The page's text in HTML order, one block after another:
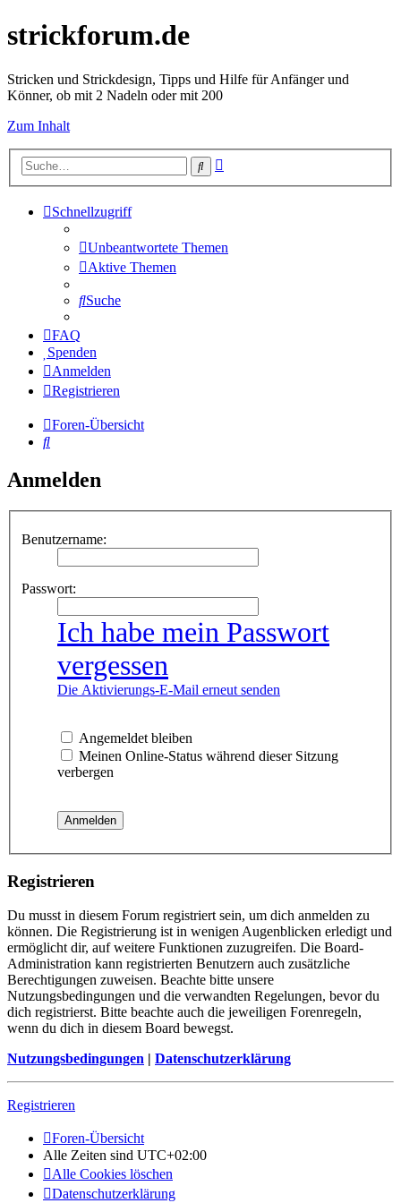
strickforum.de
Stricken und Strickdesign, Tipps und Hilfe für Anfänger und
Könner, ob mit 2 Nadeln oder mit 200
Zum Inhalt
Suche
Schnellzugriff
Unbeantwortete Themen
Aktive Themen
Suche
FAQ
Spenden
Anmelden
Registrieren
Foren-Übersicht
Suche
Anmelden
Benutzername:
Passwort:
Ich habe mein Passwort
vergessen
Die Aktivierungs-E-Mail erneut senden
Angemeldet bleiben
Meinen Online-Status während dieser Sitzung
verbergen
Registrieren
Du musst in diesem Forum registriert sein, um dich anmelden zu
können. Die Registrierung ist in wenigen Augenblicken erledigt und
ermöglicht dir, auf weitere Funktionen zuzugreifen. Die Board-
Administration kann registrierten Benutzern auch zusätzliche
Berechtigungen zuweisen. Beachte bitte unsere
Nutzungsbedingungen und die verwandten Regelungen, bevor du
dich registrierst. Bitte beachte auch die jeweiligen Forenregeln,
wenn du dich in diesem Board bewegst.
Nutzungsbedingungen | Datenschutzerklärung
Registrieren
Foren-Übersicht
Alle Zeiten sind UTC+02:00
Alle Cookies löschen
Datenschutzerklärung